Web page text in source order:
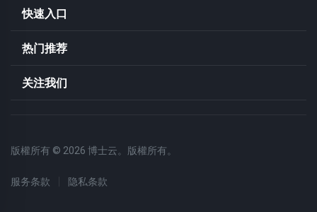
快速入口
热门推荐
关注我们
版權所有 © 2026 博士云。版權所有。
服务条款 隐私条款